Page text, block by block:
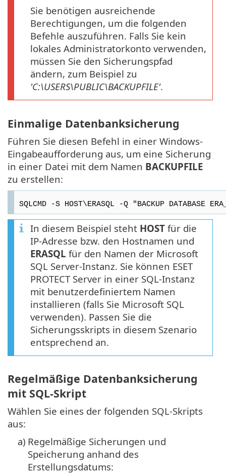
Sie benötigen ausreichende
Berechtigungen, um die folgenden
Befehle auszuführen. Falls Sie kein
lokales Administratorkonto verwenden,
müssen Sie den Sicherungspfad
ändern, zum Beispiel zu
'C:\USERS\PUBLIC\BACKUPFILE'.
Einmalige Datenbanksicherung
Führen Sie diesen Befehl in einer Windows-
Eingabeaufforderung aus, um eine Sicherung
in einer Datei mit dem Namen BACKUPFILE
zu erstellen:
SQLCMD -S HOST\ERASQL -Q "BACKUP DATABASE
In diesem Beispiel steht HOST für die
IP-Adresse bzw. den Hostnamen und
ERASQL für den Namen der Microsoft
SQL Server-Instanz. Sie können ESET
PROTECT Server in einer SQL-Instanz
mit benutzerdefiniertem Namen
installieren (falls Sie Microsoft SQL
verwenden). Passen Sie die
Sicherungsskripts in diesem Szenario
entsprechend an.
Regelmäßige Datenbanksicherung
mit SQL-Skript
Wählen Sie eines der folgenden SQL-Skripts
aus:
a) Regelmäßige Sicherungen und
Speicherung anhand des
Erstellungsdatums: